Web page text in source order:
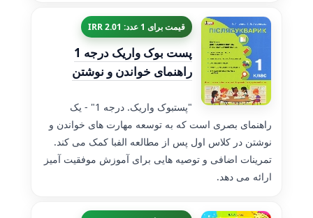
قیمت برای 1 عدد: 2.01 IRR
پست بوک واریک درجه 1
راهنمای خواندن و نوشتن
"پستبوک واریک. درجه 1" - یک
راهنمای بصری است که به توسعه مهارت های خواندن و
نوشتن در کلاس اول پس از مطالعه الفبا کمک می کند.
تمرینات اضافی و توصیه هایی برای آموزش موفقیت آمیز
ارائه می دهد.